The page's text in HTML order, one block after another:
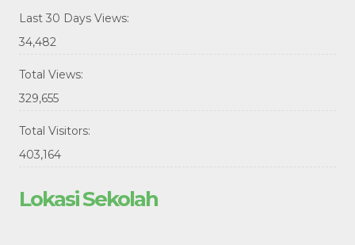
Last 30 Days Views:
34,482
Total Views:
329,655
Total Visitors:
403,164
Lokasi Sekolah